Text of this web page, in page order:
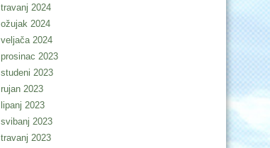
travanj 2024
ožujak 2024
veljača 2024
prosinac 2023
studeni 2023
rujan 2023
lipanj 2023
svibanj 2023
travanj 2023